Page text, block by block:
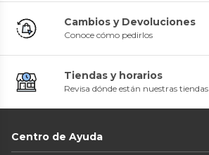
Cambios y Devoluciones
Conoce cómo pedirlos
Tiendas y horarios
Revisa dónde están nuestras tiendas
Centro de Ayuda